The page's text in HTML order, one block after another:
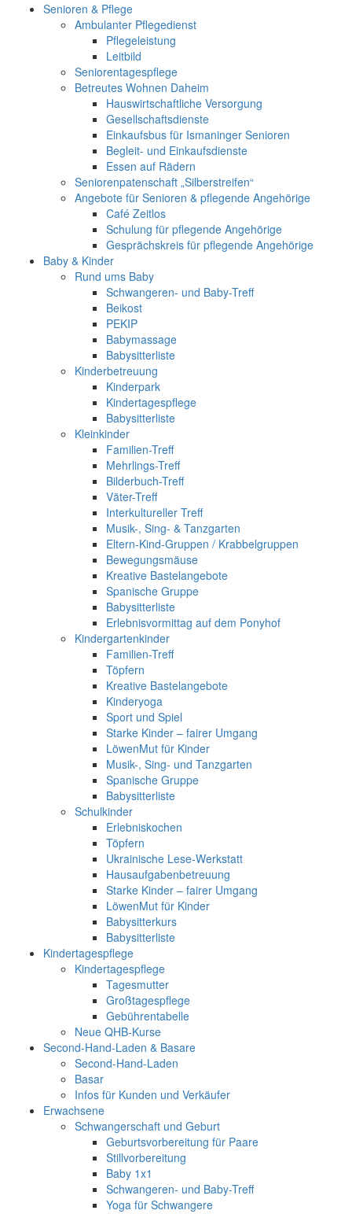
Senioren & Pflege
Ambulanter Pflegedienst
Pflegeleistung
Leitbild
Seniorentagespflege
Betreutes Wohnen Daheim
Hauswirtschaftliche Versorgung
Gesellschaftsdienste
Einkaufsbus für Ismaninger Senioren
Begleit- und Einkaufsdienste
Essen auf Rädern
Seniorenpatenschaft „Silberstreifen“
Angebote für Senioren & pflegende Angehörige
Café Zeitlos
Schulung für pflegende Angehörige
Gesprächskreis für pflegende Angehörige
Baby & Kinder
Rund ums Baby
Schwangeren- und Baby-Treff
Beikost
PEKIP
Babymassage
Babysitterliste
Kinderbetreuung
Kinderpark
Kindertagespflege
Babysitterliste
Kleinkinder
Familien-Treff
Mehrlings-Treff
Bilderbuch-Treff
Väter-Treff
Interkultureller Treff
Musik-, Sing- & Tanzgarten
Eltern-Kind-Gruppen / Krabbelgruppen
Bewegungsmäuse
Kreative Bastelangebote
Spanische Gruppe
Babysitterliste
Erlebnisvormittag auf dem Ponyhof
Kindergartenkinder
Familien-Treff
Töpfern
Kreative Bastelangebote
Kinderyoga
Sport und Spiel
Starke Kinder – fairer Umgang
LöwenMut für Kinder
Musik-, Sing- und Tanzgarten
Spanische Gruppe
Babysitterliste
Schulkinder
Erlebniskochen
Töpfern
Ukrainische Lese-Werkstatt
Hausaufgabenbetreuung
Starke Kinder – fairer Umgang
LöwenMut für Kinder
Babysitterkurs
Babysitterliste
Kindertagespflege
Kindertagespflege
Tagesmutter
Großtagespflege
Gebührentabelle
Neue QHB-Kurse
Second-Hand-Laden & Basare
Second-Hand-Laden
Basar
Infos für Kunden und Verkäufer
Erwachsene
Schwangerschaft und Geburt
Geburtsvorbereitung für Paare
Stillvorbereitung
Baby 1x1
Schwangeren- und Baby-Treff
Yoga für Schwangere